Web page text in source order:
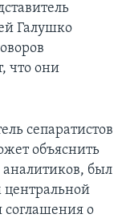
Галушко
что они
сепаратистов
объяснить
был
соглашения о